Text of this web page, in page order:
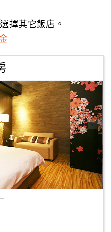
擇其它飯店。